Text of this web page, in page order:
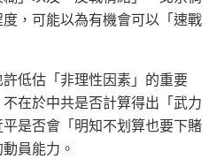
，可能以為有機會可以「速戰
低估「非理性因素」的重要
在於中共是否計算得出「武力
是否會「明知不划算也要下賭
員能力。